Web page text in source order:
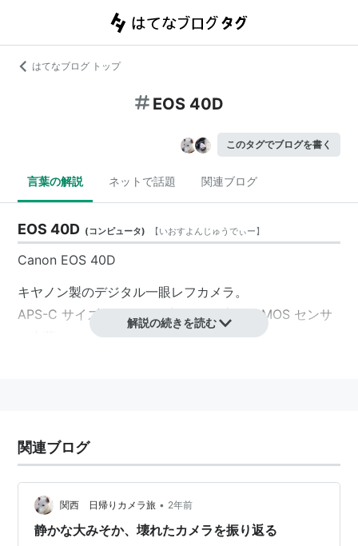
はてなブログ トップ
EOS 40D
このタグでブログを書く
言葉の解説 ネットで話題 関連ブログ
EOS 40D (コンピュータ) 【いおすよんじゅうでぃー】
Canon EOS 40D
キヤノン製のデジタル一眼レフカメラ。
APS-C サイズ、1010万画素(有効画素)のCMOS センサ
出版社/メーカー:キヤノン
発売日:2007/08/31
メディア:
Camera
クリック: 24回
この商品を含むブログ (18件) を見る
解説の続きを読む
関連ブログ
関西 日帰りカメラ旅 • 2年前
静かな大みそか、壊れたカメラを振り返る